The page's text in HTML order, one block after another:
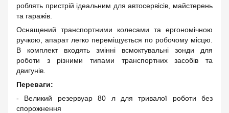
роблять пристрій ідеальним для автосервісів, майстерень
та гаражів.
Оснащений транспортними колесами та ергономічною
ручкою, апарат легко переміщується по робочому місцю.
В комплект входять змінні всмоктувальні зонди для
роботи з різними типами транспортних засобів та
двигунів.
Переваги:
- Великий резервуар 80 л для тривалої роботи без
спорожнення